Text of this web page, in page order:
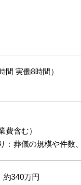
間 実働8時間）
費含む）
葬儀の規模や件数
340万円